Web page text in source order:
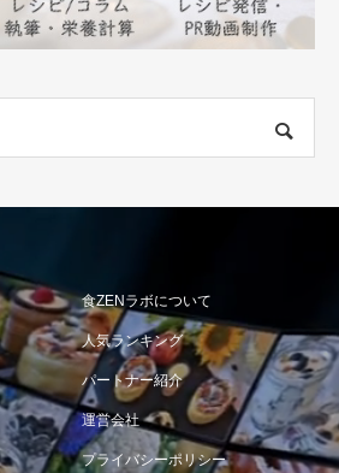
食ZENラボについて
人気ランキング
パートナー紹介
運営会社
プライバシーポリシー